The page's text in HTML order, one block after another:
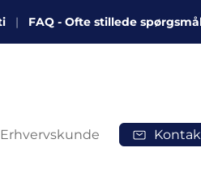
FAQ - Ofte stillede
Erhvervskunde